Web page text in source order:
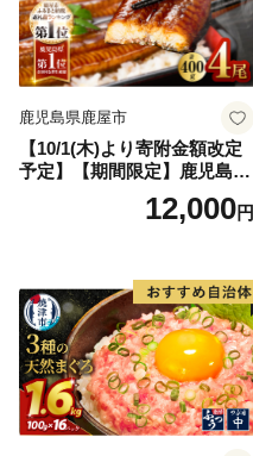
鹿児島県鹿屋市
【10/1(木)より寄附金額改定
予定】【期間限定】鹿児島県
大隅産うなぎ蒲焼4尾（400
g） KN007-02312,000円